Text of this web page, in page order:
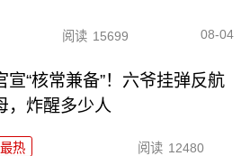
阅读 15699 08-04
宣“核常兼备”！六爷挂弹反航
，炸醒多少人
最热 阅读 12480